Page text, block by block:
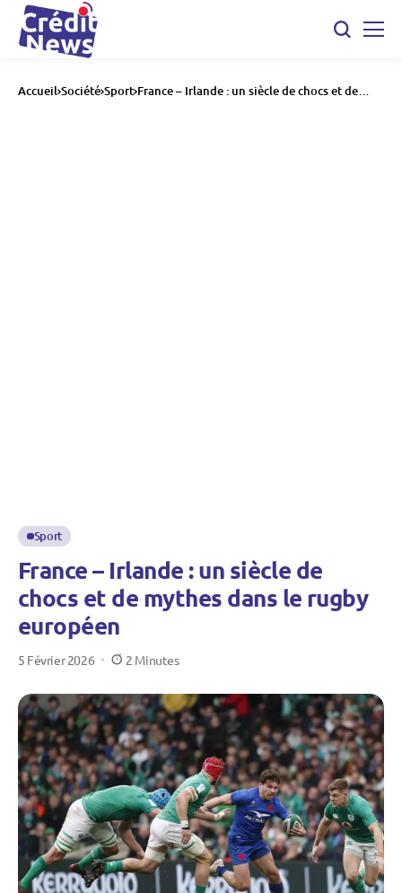
Accueil Société Sport France – Irlande : un siècle de chocs et de
Sport
France – Irlande : un siècle de
chocs et de mythes dans le rugby
européen
5 Février 2026 2 Minutes